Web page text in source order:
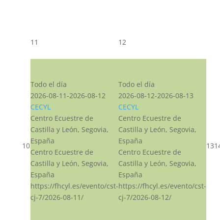
10
11
Todo el día
2026-08-11-2026-08-12
CECYL
Centro Ecuestre de
Castilla y León, Segovia,
España
Centro Ecuestre de
Castilla y León, Segovia,
España
https://fhcyl.es/evento/cst-
cj-7/2026-08-11/
12
Todo el día
2026-08-12-2026-08-13
CECYL
Centro Ecuestre de
Castilla y León, Segovia,
España
Centro Ecuestre de
Castilla y León, Segovia,
España
https://fhcyl.es/evento/cst-
cj-7/2026-08-12/
13